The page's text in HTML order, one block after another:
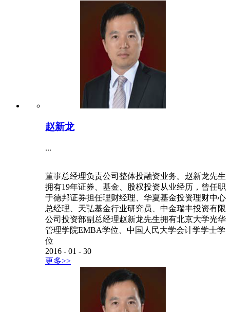
赵新龙
...
董事总经理负责公司整体投融资业务。赵新龙先生
拥有19年证券、基金、股权投资从业经历，曾任职
于德邦证券担任理财经理、华夏基金投资理财中心
总经理、天弘基金行业研究员、中金瑞丰投资有限
公司投资部副总经理赵新龙先生拥有北京大学光华
管理学院EMBA学位、中国人民大学会计学学士学
位
2016 - 01 - 30
更多>>